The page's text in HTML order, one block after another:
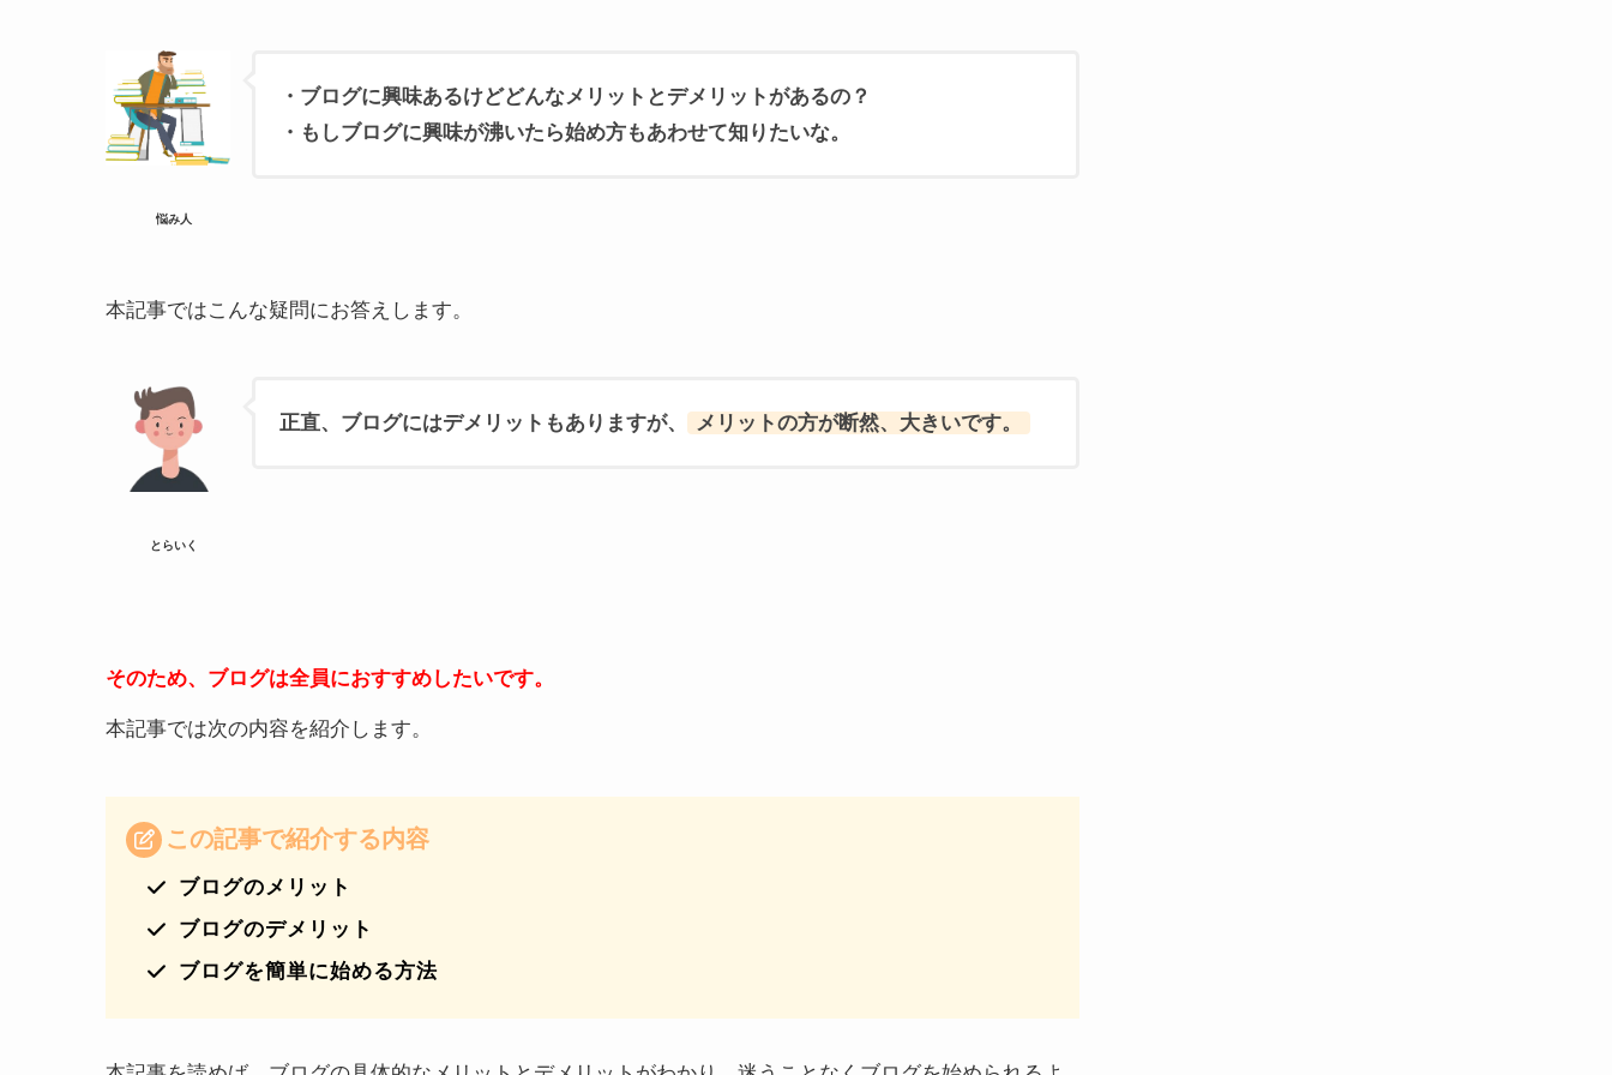
悩み人
・ブログに興味あるけどどんなメリットとデメリットがあるの？
・もしブログに興味が沸いたら始め方もあわせて知りたいな。
本記事ではこんな疑問にお答えします。
とらいく
正直、ブログにはデメリットもありますが、 メリットの方が断然、大きいです。
そのため、ブログは全員におすすめしたいです。
本記事では次の内容を紹介します。
この記事で紹介する内容
ブログのメリット
ブログのデメリット
ブログを簡単に始める方法